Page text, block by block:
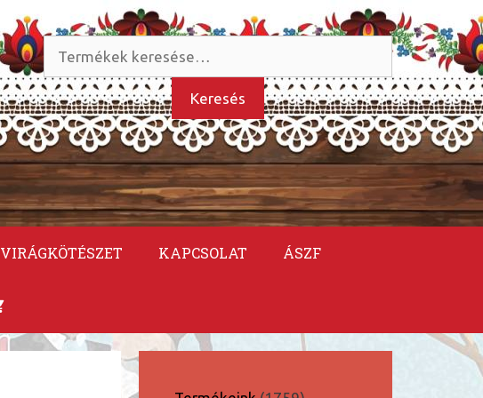
Keresés
a
következőre:
Keresés
VIRÁGKÖTÉSZET KAPCSOLAT ÁSZF